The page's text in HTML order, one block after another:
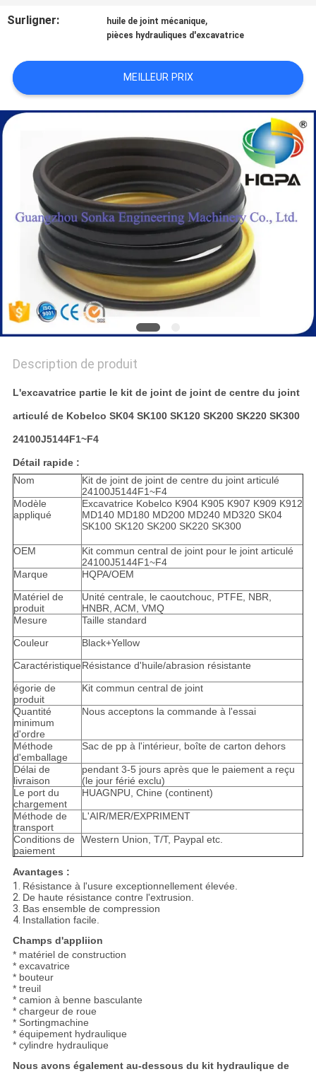
PRIVACY
Surligner:
huile de joint mécanique,
pièces hydrauliques d'excavatrice
MEILLEUR PRIX
Description de produit
L'excavatrice partie le kit de joint de joint de centre du joint
articulé de Kobelco SK04 SK100 SK120 SK200 SK220 SK300
24100J5144F1~F4
Détail rapide :
Nom
Kit de joint de joint de centre du joint articulé
24100J5144F1~F4
Modèle
appliqué
Excavatrice Kobelco K904 K905 K907 K909 K912
MD140 MD180 MD200 MD240 MD320 SK04
SK100 SK120 SK200 SK220 SK300
OEM
Kit commun central de joint pour le joint articulé
24100J5144F1~F4
Marque
HQPA/OEM
Matériel de
produit
Unité centrale, le caoutchouc, PTFE, NBR,
HNBR, ACM, VMQ
Mesure
Taille standard
Couleur
Black+Yellow
CaractéristiqueRésistance d'huile/abrasion résistante
égorie de
produit
Kit commun central de joint
Quantité
minimum
d'ordre
Nous acceptons la commande à l'essai
Méthode
d'emballage
Sac de pp à l'intérieur, boîte de carton dehors
Délai de
livraison
pendant 3-5 jours après que le paiement a reçu
(le jour férié exclu)
Le port du
chargement
HUAGNPU, Chine (continent)
Méthode de
transport
L'AIR/MER/EXPRIMENT
Conditions de
paiement
Western Union, T/T, Paypal etc.
Avantages :
1. Résistance à l'usure exceptionnellement élevée.
2. De haute résistance contre l'extrusion.
3. Bas ensemble de compression
4. Installation facile.
Champs d'appliion
* matériel de construction
* excavatrice
* bouteur
* treuil
* camion à benne basculante
* chargeur de roue
* Sortingmachine
* équipement hydraulique
* cylindre hydraulique
Nous avons également au-dessous du kit hydraulique de